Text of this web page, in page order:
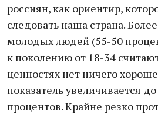
россиян, как ориентир,
следовать наша страна.
молодых людей (55-50
к поколению от 18-34
ценностях нет ничего
показатель увеличивается
процентов. Крайне резко